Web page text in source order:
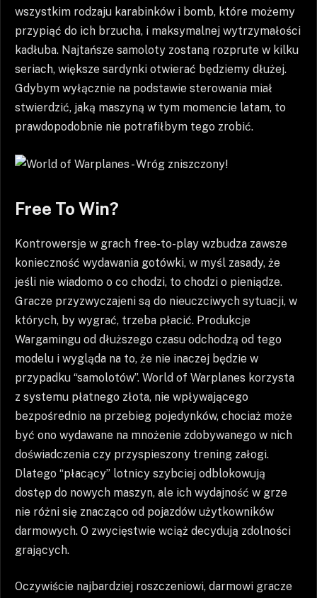
wszystkim rodzaju karabinków i bomb, które możemy
przypiąć do ich brzucha, i maksymalnej wytrzymałości
kadłuba. Najtańsze samoloty zostaną rozprute w kilku
seriach, większe sardynki otwierać będziemy dłużej.
Gdybym wyłącznie na podstawie sterowania miał
stwierdzić, jaką maszyną w tym momencie latam, to
prawdopodobnie nie potrafiłbym tego zrobić.
Free To Win?
Kontrowersje w grach free-to-play wzbudza zawsze
konieczność wydawania gotówki, w myśl zasady, że
jeśli nie wiadomo o co chodzi, to chodzi o pieniądze.
Gracze przyzwyczajeni są do nieuczciwych sytuacji, w
których, by wygrać, trzeba płacić. Produkcje
Wargamingu od dłuższego czasu odchodzą od tego
modelu i wygląda na to, że nie inaczej będzie w
przypadku “samolotów”. World of Warplanes korzysta
z systemu płatnego złota, nie wpływającego
bezpośrednio na przebieg pojedynków, chociaż może
być ono wydawane na mnożenie zdobywanego w nich
doświadczenia czy przyspieszony trening załogi.
Dlatego “płacący” lotnicy szybciej odblokowują
dostęp do nowych maszyn, ale ich wydajność w grze
nie różni się znacząco od pojazdów użytkowników
darmowych. O zwycięstwie wciąż decydują zdolności
grających.
Oczywiście najbardziej roszczeniowi, darmowi gracze